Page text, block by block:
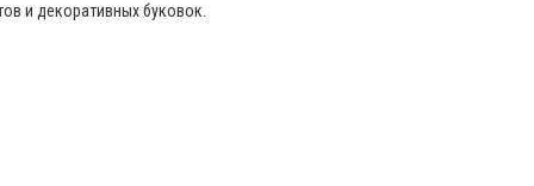
и декоративных буковок.